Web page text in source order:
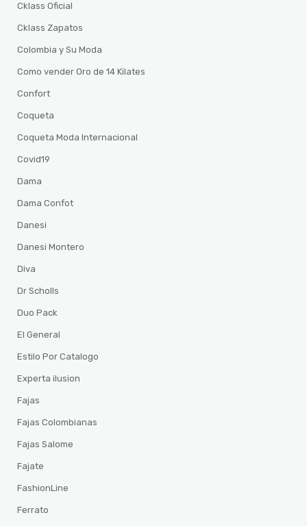
Cklass Oficial
Cklass Zapatos
Colombia y Su Moda
Como vender Oro de 14 Kilates
Confort
Coqueta
Coqueta Moda Internacional
Covid19
Dama
Dama Confot
Danesi
Danesi Montero
Diva
Dr Scholls
Duo Pack
El General
Estilo Por Catalogo
Experta ilusion
Fajas
Fajas Colombianas
Fajas Salome
Fajate
FashionLine
Ferrato